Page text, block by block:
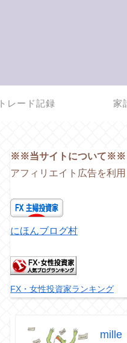
トレード記録 家
※※当サイトについて※※
アフィリエイト広告を利用
にほんブログ村
FX・女性投資家ランキング
mille